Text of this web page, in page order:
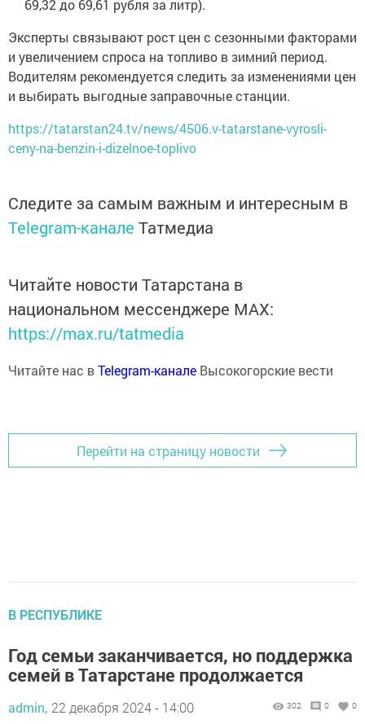
69,32 до 69,61 рубля за литр).
Эксперты связывают рост цен с сезонными факторами
и увеличением спроса на топливо в зимний период.
Водителям рекомендуется следить за изменениями цен
и выбирать выгодные заправочные станции.
https://tatarstan24.tv/news/4506.v-tatarstane-vyrosli-
ceny-na-benzin-i-dizelnoe-toplivo
Следите за самым важным и интересным в
Telegram-канале Татмедиа
Читайте новости Татарстана в
национальном мессенджере MАХ:
https://max.ru/tatmedia
Читайте нас вTelegram-канале Высокогорские вести
Перейти на страницу новости
В РЕСПУБЛИКЕ
Год семьи заканчивается, но поддержка
семей в Татарстане продолжается
admin, 22 декабря 2024 - 14:00 302 0 0